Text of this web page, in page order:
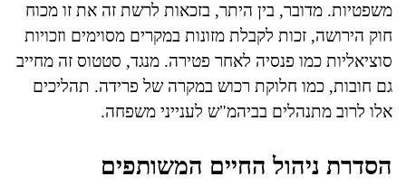
משפטיות. מדובר, בין היתר, בזכאות לרשת זה את זו מכוח
חוק הירושה, זכות לקבלת מזונות במקרים מסוימים וזכויות
סוציאליות כמו פנסיה לאחר פטירה. מנגד, סטטוס זה מחייב
גם חובות, כמו חלוקת רכוש במקרה של פרידה. תהליכים
אלו לרוב מתנהלים בביהמ"ש לענייני משפחה.
הסדרת ניהול החיים המשותפים